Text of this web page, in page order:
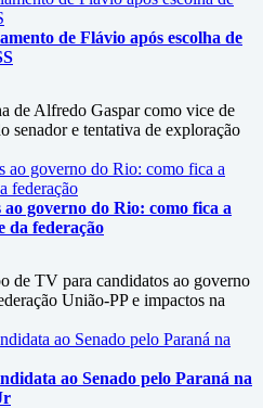
de Flávio após escolha de
de Alfredo Gaspar como vice de
senador e tentativa de exploração
governo do Rio: como fica a
da federação
de TV para candidatos ao governo
União-PP e impactos na
ao Senado pelo Paraná na